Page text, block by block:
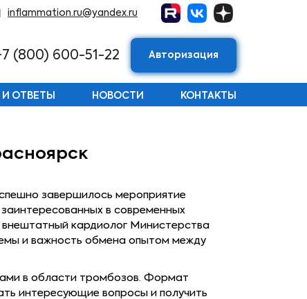
inflammation.ru@yandex.ru
(800) 600-51-22 Авторизация
ОТВЕТЫ НОВОСТИ КОНТАКТЫ
завершилось мероприятие
в современных
кардиолог Министерства
и важность обмена опытом между
в области тромбозов. Формат
интересующие вопросы и получить